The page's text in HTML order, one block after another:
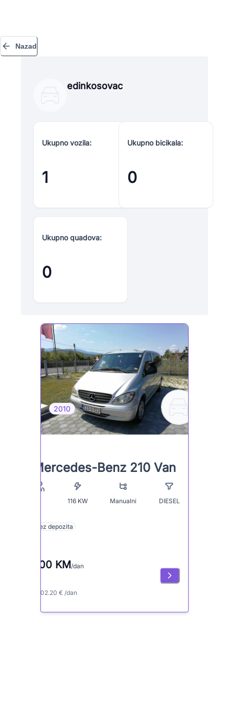
Nazad
edinkosovac
Ukupno vozila:
1
Ukupno bicikala:
0
Ukupno quadova:
0
2010
Mercedes-Benz 210 Van
116 KW Manualni DIESEL
Bez depozita
200 KM /dan
≈ 102.20 € /dan